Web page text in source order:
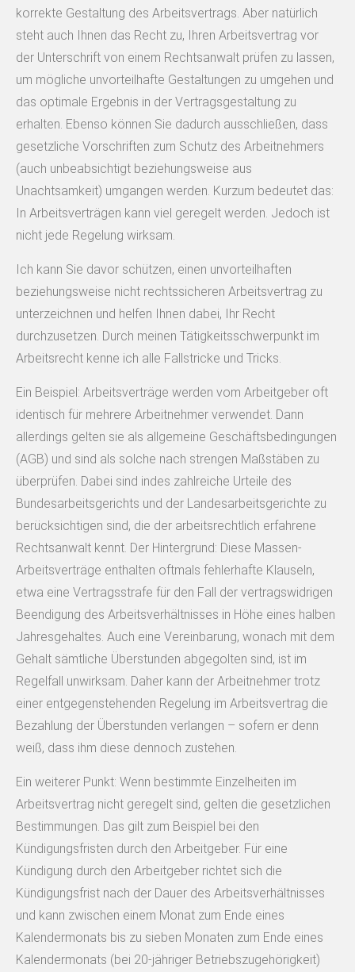
korrekte Gestaltung des Arbeitsvertrags. Aber natürlich
steht auch Ihnen das Recht zu, Ihren Arbeitsvertrag vor
der Unterschrift von einem Rechtsanwalt prüfen zu lassen,
um mögliche unvorteilhafte Gestaltungen zu umgehen und
das optimale Ergebnis in der Vertragsgestaltung zu
erhalten. Ebenso können Sie dadurch ausschließen, dass
gesetzliche Vorschriften zum Schutz des Arbeitnehmers
(auch unbeabsichtigt beziehungsweise aus
Unachtsamkeit) umgangen werden. Kurzum bedeutet das:
In Arbeitsverträgen kann viel geregelt werden. Jedoch ist
nicht jede Regelung wirksam.
Ich kann Sie davor schützen, einen unvorteilhaften
beziehungsweise nicht rechtssicheren Arbeitsvertrag zu
unterzeichnen und helfen Ihnen dabei, Ihr Recht
durchzusetzen. Durch meinen Tätigkeitsschwerpunkt im
Arbeitsrecht kenne ich alle Fallstricke und Tricks.
Ein Beispiel: Arbeitsverträge werden vom Arbeitgeber oft
identisch für mehrere Arbeitnehmer verwendet. Dann
allerdings gelten sie als allgemeine Geschäftsbedingungen
(AGB) und sind als solche nach strengen Maßstäben zu
überprüfen. Dabei sind indes zahlreiche Urteile des
Bundesarbeitsgerichts und der Landesarbeitsgerichte zu
berücksichtigen sind, die der arbeitsrechtlich erfahrene
Rechtsanwalt kennt. Der Hintergrund: Diese Massen-
Arbeitsverträge enthalten oftmals fehlerhafte Klauseln,
etwa eine Vertragsstrafe für den Fall der vertragswidrigen
Beendigung des Arbeitsverhältnisses in Höhe eines halben
Jahresgehaltes. Auch eine Vereinbarung, wonach mit dem
Gehalt sämtliche Überstunden abgegolten sind, ist im
Regelfall unwirksam. Daher kann der Arbeitnehmer trotz
einer entgegenstehenden Regelung im Arbeitsvertrag die
Bezahlung der Überstunden verlangen – sofern er denn
weiß, dass ihm diese dennoch zustehen.
Ein weiterer Punkt: Wenn bestimmte Einzelheiten im
Arbeitsvertrag nicht geregelt sind, gelten die gesetzlichen
Bestimmungen. Das gilt zum Beispiel bei den
Kündigungsfristen durch den Arbeitgeber. Für eine
Kündigung durch den Arbeitgeber richtet sich die
Kündigungsfrist nach der Dauer des Arbeitsverhältnisses
und kann zwischen einem Monat zum Ende eines
Kalendermonats bis zu sieben Monaten zum Ende eines
Kalendermonats (bei 20-jähriger Betriebszugehörigkeit)